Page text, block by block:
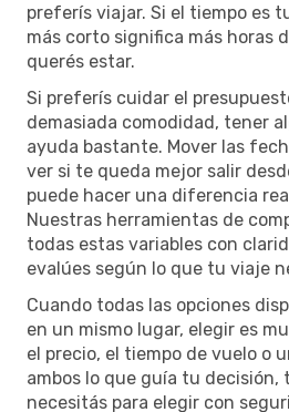
preferís viajar. Si el tiempo es
más corto significa más horas
querés estar.
Si preferís cuidar el
demasiada comodidad, tener
ayuda bastante. Mover las
ver si te queda mejor salir
puede hacer una diferencia
Nuestras herramientas de
todas estas variables con
evalúes según lo que tu viaje
Cuando todas las opciones
en un mismo lugar, elegir es
el precio, el tiempo de vuelo o
ambos lo que guía tu decisión,
necesitás para elegir con